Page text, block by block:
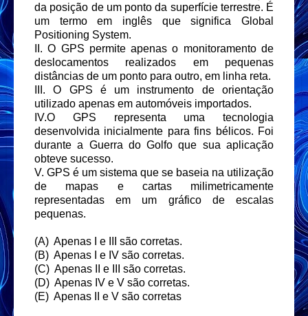
da posição de um ponto da superfície terrestre. É
um termo em inglês que significa Global
Positioning System.
II. O GPS permite apenas o monitoramento de
deslocamentos realizados em pequenas
distâncias de um ponto para outro, em linha reta.
III. O GPS é um instrumento de orientação
utilizado apenas em automóveis importados.
IV.O GPS representa uma tecnologia
desenvolvida inicialmente para fins bélicos. Foi
durante a Guerra do Golfo que sua aplicação
obteve sucesso.
V. GPS é um sistema que se baseia na utilização
de mapas e cartas milimetricamente
representadas em um gráfico de escalas
pequenas.
(A) Apenas I e III são corretas.
(B) Apenas I e IV são corretas.
(C) Apenas II e III são corretas.
(D) Apenas IV e V são corretas.
(E) Apenas II e V são corretas